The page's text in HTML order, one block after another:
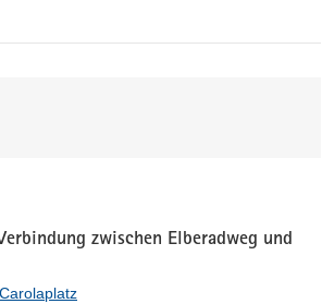
zwischen Elberadweg und